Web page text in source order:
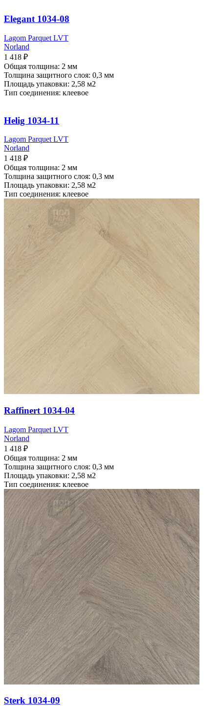
Elegant 1034-08
Lagom Parquet LVT
Norland
1 418 ₽
Общая толщина: 2 мм
Толщина защитного слоя: 0,3 мм
Площадь упаковки: 2,58 м2
Тип соединения: клеевое
Helig 1034-11
Lagom Parquet LVT
Norland
1 418 ₽
Общая толщина: 2 мм
Толщина защитного слоя: 0,3 мм
Площадь упаковки: 2,58 м2
Тип соединения: клеевое
Raffinert 1034-04
Lagom Parquet LVT
Norland
1 418 ₽
Общая толщина: 2 мм
Толщина защитного слоя: 0,3 мм
Площадь упаковки: 2,58 м2
Тип соединения: клеевое
Sterk 1034-09